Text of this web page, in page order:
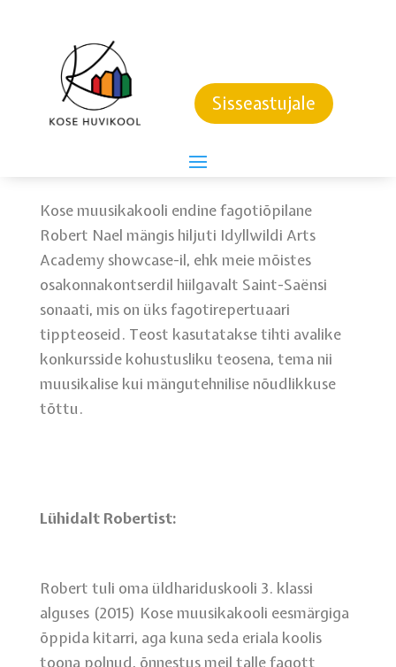
Sisseastujale
KOSE MUUSIKAKOOLIST
TIPPU
21. veebruar 2024
Kose muusikakooli endine fagotiõpilane
Robert Nael mängis hiljuti Idyllwildi Arts
Academy showcase-il, ehk meie mõistes
osakonnakontserdil hiilgavalt Saint-Saënsi
sonaati, mis on üks fagotirepertuaari
tippteoseid. Teost kasutatakse tihti avalike
konkursside kohustusliku teosena, tema nii
muusikalise kui mängutehnilise nõudlikkuse
tõttu.
Lühidalt Robertist:
Robert tuli oma üldhariduskooli 3. klassi
alguses (2015) Kose muusikakooli eesmärgiga
õppida kitarri, aga kuna seda eriala koolis
toona polnud, õnnestus meil talle fagott